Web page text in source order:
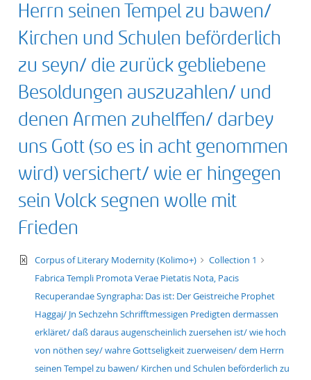
20
50
Herrn seinen Tempel zu bawen/
Kirchen und Schulen beförderlich
zu seyn/ die zurück gebliebene
Besoldungen auszuzahlen/ und
denen Armen zuhelffen/ darbey
uns Gott (so es in acht genommen
wird) versichert/ wie er hingegen
sein Volck segnen wolle mit
Frieden
text/xml
Corpus of Literary Modernity (Kolimo+)
Collection 1
Fabrica Templi Promota Verae Pietatis Nota, Pacis
Recuperandae Syngrapha: Das ist: Der Geistreiche Prophet
Haggaj/ Jn Sechzehn Schrifftmessigen Predigten dermassen
erkläret/ daß daraus augenscheinlich zuersehen ist/ wie hoch
von nöthen sey/ wahre Gottseligkeit zuerweisen/ dem Herrn
seinen Tempel zu bawen/ Kirchen und Schulen beförderlich zu